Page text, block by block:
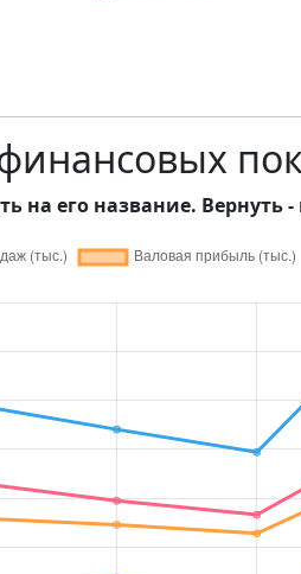
на его название. Вернуть